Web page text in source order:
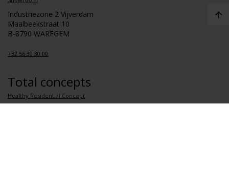
Industriezone 2 Vijverdam
Maalbeekstraat 10
B-8790 WAREGEM
+32 56 30 30 00
Total concepts
Healthy Residential Concept
Health Care Concept